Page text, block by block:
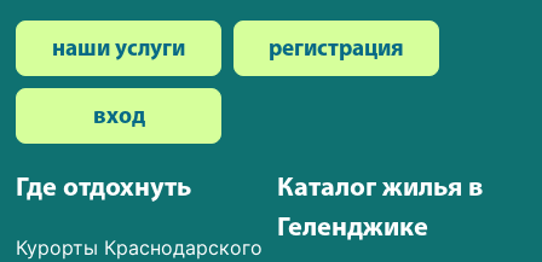
Где отдохнуть
Курорты Краснодарского
Каталог жилья в
Геленджике
наши услуги регистрация
вход